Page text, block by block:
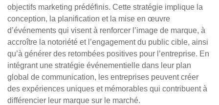
objectifs marketing prédéfinis. Cette stratégie implique la
conception, la planification et la mise en œuvre
d’événements qui visent à renforcer l’image de marque, à
accroître la notoriété et l’engagement du public cible, ainsi
qu’à générer des retombées positives pour l’entreprise. En
intégrant une stratégie événementielle dans leur plan
global de communication, les entreprises peuvent créer
des expériences uniques et mémorables qui contribuent à
différencier leur marque sur le marché.